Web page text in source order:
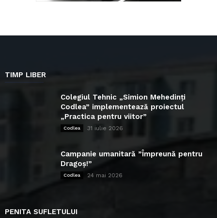
TIMP LIBER
Colegiul Tehnic „Simion Mehedinți
Codlea” implementează proiectul
„Practica pentru viitor”
Codlea 31 iulie 2026
Campanie umanitară ”Împreună pentru
Dragoș!”
Codlea 24 mai 2026
PENITA SUFLETULUI